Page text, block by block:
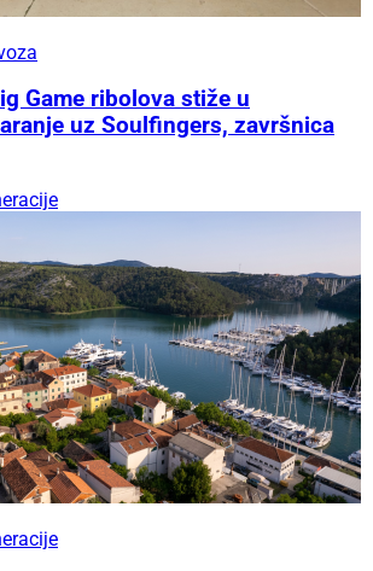
Game ribolova stiže u
uz Soulfingers, završnica